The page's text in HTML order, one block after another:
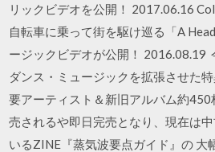
リックビデオを公開！ 2017.06.16
自転車に乗って街を駆け巡る「A
ージックビデオが公開！ 2016.08.19
ダンス・ミュージックを拡張させた
要アーティスト＆新旧アルバム約
売されるや即日完売となり、現在は
いるZINE『蒸気波要点ガイド』の 大